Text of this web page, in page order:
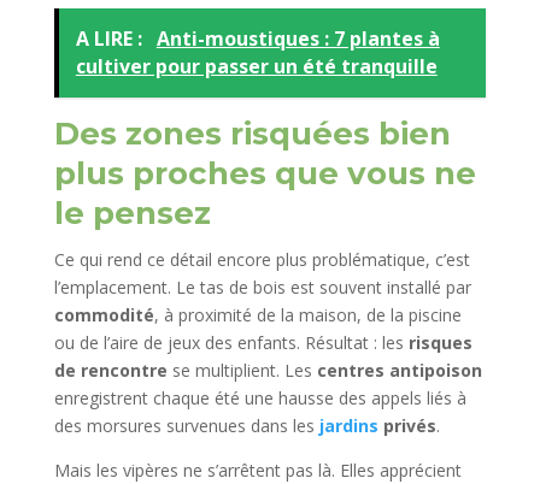
A LIRE : Anti-moustiques : 7 plantes à
cultiver pour passer un été tranquille
Des zones risquées bien
plus proches que vous ne
le pensez
Ce qui rend ce détail encore plus problématique, c’est
l’emplacement. Le tas de bois est souvent installé par
commodité, à proximité de la maison, de la piscine
ou de l’aire de jeux des enfants. Résultat : les risques
de rencontre se multiplient. Les centres antipoison
enregistrent chaque été une hausse des appels liés à
des morsures survenues dans les jardins privés.
Mais les vipères ne s’arrêtent pas là. Elles apprécient